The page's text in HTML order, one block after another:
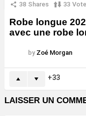
38 Shares 33
Robe longue
avec une robe
by Zoé Morgan
33
LAISSER UN